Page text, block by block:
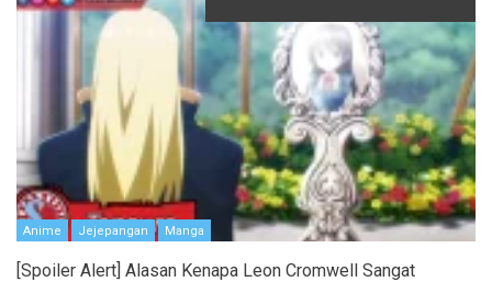
Anime Jejepangan Manga
[Spoiler Alert] Alasan Kenapa Leon Cromwell Sangat